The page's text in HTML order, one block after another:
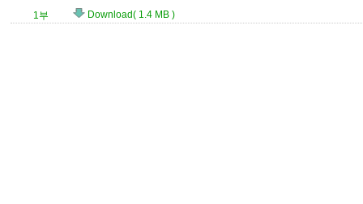
1부 Download( 1.4 MB )